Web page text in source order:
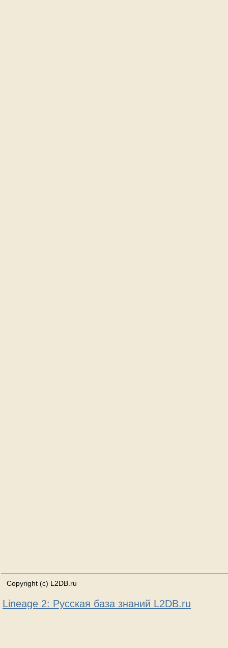
Copyright (c) L2DB.ru
Lineage 2: Русская база знаний L2DB.ru